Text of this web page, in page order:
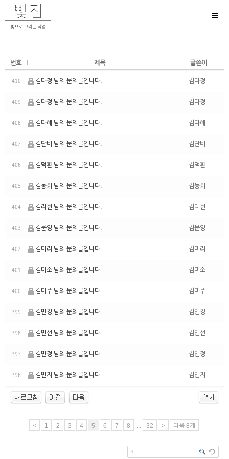
번호 제목 글쓴이
410 김다정 님의 문의글입니다. 김다정
409 김다정 님의 문의글입니다. 김다정
408 김다혜 님의 문의글입니다. 김다혜
407 김단비 님의 문의글입니다. 김단비
406 김덕환 님의 문의글입니다. 김덕환
405 김동희 님의 문의글입니다. 김동희
404 김리현 님의 문의글입니다. 김리현
403 김문영 님의 문의글입니다. 김문영
402 김미리 님의 문의글입니다. 김미리
401 김미소 님의 문의글입니다. 김미소
400 김미주 님의 문의글입니다. 김미주
399 김민경 님의 문의글입니다. 김민경
398 김민선 님의 문의글입니다. 김민선
397 김민정 님의 문의글입니다. 김민정
396 김민지 님의 문의글입니다. 김민지
< 1 2 3 4 5 6 7 8 ... 32 > 다음 8개